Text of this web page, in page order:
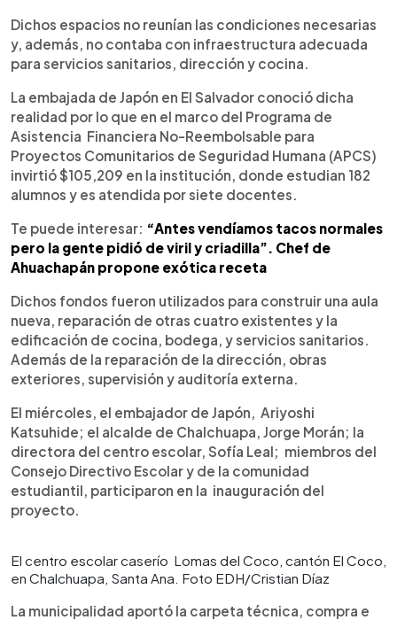
Dichos espacios no reunían las condiciones necesarias
y, además, no contaba con infraestructura adecuada
para servicios sanitarios, dirección y cocina.
La embajada de Japón en El Salvador conoció dicha
realidad por lo que en el marco del Programa de
Asistencia Financiera No-Reembolsable para
Proyectos Comunitarios de Seguridad Humana (APCS)
invirtió $105,209 en la institución, donde estudian 182
alumnos y es atendida por siete docentes.
Te puede interesar: “Antes vendíamos tacos normales
pero la gente pidió de viril y criadilla”. Chef de
Ahuachapán propone exótica receta
Dichos fondos fueron utilizados para construir una aula
nueva, reparación de otras cuatro existentes y la
edificación de cocina, bodega, y servicios sanitarios.
Además de la reparación de la dirección, obras
exteriores, supervisión y auditoría externa.
El miércoles, el embajador de Japón, Ariyoshi
Katsuhide; el alcalde de Chalchuapa, Jorge Morán; la
directora del centro escolar, Sofía Leal; miembros del
Consejo Directivo Escolar y de la comunidad
estudiantil, participaron en la inauguración del
proyecto.
El centro escolar caserío Lomas del Coco, cantón El Coco,
en Chalchuapa, Santa Ana. Foto EDH/Cristian Díaz
La municipalidad aportó la carpeta técnica, compra e